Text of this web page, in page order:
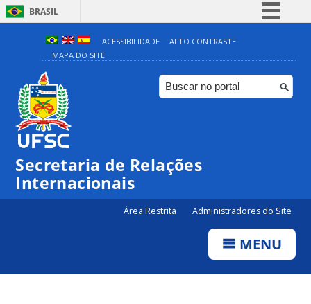
BRASIL
Simplifique!
Comunica BR
Participe
ACESSIBILIDADE
ALTO CONTRASTE
MAPA DO SITE
Secretaria de Relações
Internacionais
Área Restrita Administradores do Site
MENU